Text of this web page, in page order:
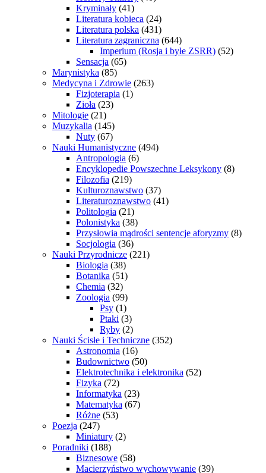
Kryminały (41)
Literatura kobieca (24)
Literatura polska (431)
Literatura zagraniczna (644)
Imperium (Rosja i byłe ZSRR) (52)
Sensacja (65)
Marynistyka (85)
Medycyna i Zdrowie (263)
Fizjoterapia (1)
Zioła (23)
Mitologie (21)
Muzykalia (145)
Nuty (67)
Nauki Humanistyczne (494)
Antropologia (6)
Encyklopedie Powszechne Leksykony (8)
Filozofia (219)
Kulturoznawstwo (37)
Literaturoznawstwo (41)
Politologia (21)
Polonistyka (38)
Przysłowia mądrości sentencje aforyzmy (8)
Socjologia (36)
Nauki Przyrodnicze (221)
Biologia (38)
Botanika (51)
Chemia (32)
Zoologia (99)
Psy (1)
Ptaki (3)
Ryby (2)
Nauki Ścisłe i Techniczne (352)
Astronomia (16)
Budownictwo (50)
Elektrotechnika i elektronika (52)
Fizyka (72)
Informatyka (23)
Matematyka (67)
Różne (53)
Poezja (247)
Miniatury (2)
Poradniki (188)
Biznesowe (58)
Macierzyństwo wychowywanie (39)